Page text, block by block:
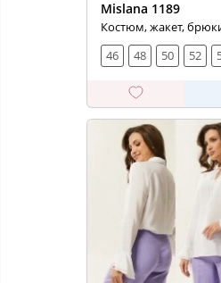
Mislana 1189
Костюм, жакет,
46
48 50 52